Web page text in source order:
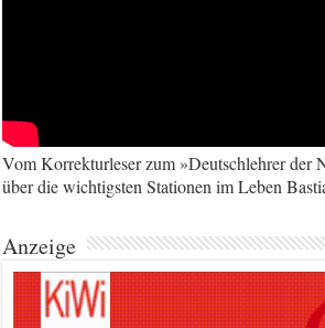
Vom Korrekturleser zum »Deutschlehrer der
über die wichtigsten Stationen im Leben
Anzeige